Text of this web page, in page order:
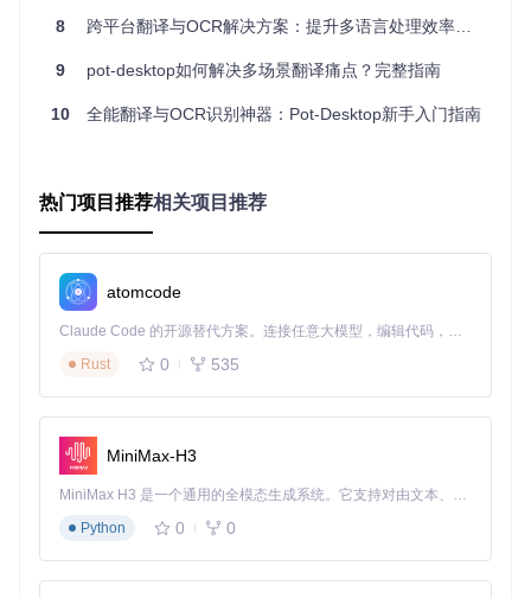
学术文献快速翻译方案
科研工作者面对大量英文文献时，可通过"划词+术语库"组合功
开启"双语对照"模式自动生成平行文本
这种方案能将文献阅读速度提升40%，同时保证专业术语翻译
的准确性。
程序员的代码注释翻译工作流
软件开发中经常需要处理外文注释：
通过配置"技术术语优先"翻译模式，可确保代码专有名词不被
误译，同时支持Markdown格式输出，直接用于技术文档撰
多语言内容创作者的效率工具
8 跨平台翻译与OCR解决方案：提升多语言处理效率的全能工具
9 pot-desktop如何解决多场景翻译痛点？完整指南
10 全能翻译与OCR识别神器：Pot-Desktop新手入门指南
热门项目推荐相关项目推荐
atomcode
Claude Code 的开源替代方案。连接任意大模型，编辑代码，运行命令，自动验证 — 全自动执行。用 Rust 构建，极致性能。 ｜ An open-source alternative to Claude Code. Connect any LLM, edit code, run commands, and verify changes — autonomously. Built in Rust for speed. Get Started
Rust
0 535
MiniMax-H3
MiniMax H3 是一个通用的全模态生成系统。它支持对由文本、图像、视频和音频组成的多模态上下文进行统一理解，并能生成分辨率高达 2K、时长可达 15 秒的带原生立体声音频的视频。得益于面向任务泛化的系统设计，H3 在预训练阶段就已具备广泛的多模态上下文理解与生成能力，能够出色地执行复杂的多模态指令。
Python
0 0